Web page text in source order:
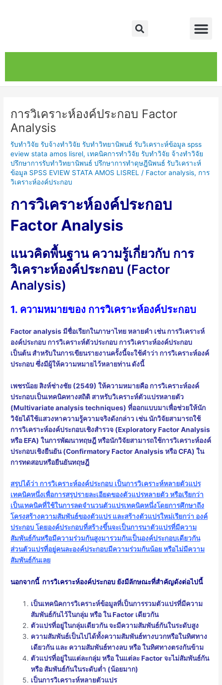
Search
การวิเคราะห์องค์ประกอบ Factor
Analysis
รับทำวิจัย รับจ้างทำวิจัย รับทำวิทยานิพนธ์ รับวิเคราะห์ข้อมูล spss
eview stata amos lisrel, เทคนิคการทำวิจัย รับทำวิจัย จ้างทำวิจัย
ปรึกษาการรับทำวิทยานิพนธ์ ปรึกษาการทำดุษฎีนิพนธ์ รับวิเคราะห์
ข้อมูล SPSS EVIEW STATA AMOS LISREL
/ Factor analysis, การ
วิเคราะห์องค์ประกอบ
การวิเคราะห์องค์ประกอบ
Factor Analysis
แนวคิดพื้นฐาน ความรู้เกี่ยวกับ การ
วิเคราะห์องค์ประกอบ (Factor
Analysis)
1. ความหมายของ การวิเคราะห์องค์ประกอบ
Factor analysis มีชื่อเรียกในภาษาไทย หลายคำ เช่น การวิเคราะห์
องค์ประกอบ การวิเคราะห์ตัวประกอบ การวิเคราะห์องค์ประกอบ
เป็นต้น สำหรับในการเขียนรายงานครั้งนี้จะใช้คำว่า การวิเคราะห์องค์
ประกอบ ซึ่งมีผู้ให้ความหมายไว้หลายท่าน ดังนี้
เพชรน้อย สิงห์ช่างชัย (2549) ให้ความหมายคือ การวิเคราะห์องค์
ประกอบเป็นเทคนิคทางสถิติ สาหรับวิเคราะห์ตัวแปรหลายตัว
(Multivariate analysis techniques) ที่ออกแบบมาเพื่อช่วยให้นัก
วิจัยได้ใช้แสวงหาความรู้ความจริงดังกล่าว เช่น นักวิจัยสามารถใช้
การวิเคราะห์องค์ประกอบเชิงสำรวจ (Exploratory Factor Analysis
หรือ EFA) ในการพัฒนาทฤษฎี หรือนักวิจัยสามารถใช้การวิเคราะห์องค์
ประกอบเชิงยืนยัน (Confirmatory Factor Analysis หรือ CFA) ใน
การทดสอบหรือยืนยันทฤษฎี
สรุปได้ว่า การวิเคราะห์องค์ประกอบ เป็นการวิเคราะห์หลายตัวแปร
เทคนิคหนึ่งเพื่อการสรุปรายละเอียดของตัวแปรหลายตัว หรือเรียกว่า
เป็นเทคนิคที่ใช้ในการลดจำนวนตัวแปรเทคนิคหนึ่งโดยการศึกษาถึง
โครงสร้างความสัมพันธ์ของตัวแปร และสร้างตัวแปรใหม่เรียกว่า องค์
ประกอบ โดยองค์ประกอบที่สร้างขึ้นจะเป็นการนาตัวแปรที่มีความ
สัมพันธ์กันหรือมีความร่วมกันสูงมารวมกันเป็นองค์ประกอบเดียวกัน
ส่วนตัวแปรที่อยู่คนละองค์ประกอบมีความร่วมกันน้อย หรือไม่มีความ
สัมพันธ์กันเลย
นอกจากนี้ การวิเคราะห์องค์ประกอบ ยังมีลักษณะที่สำคัญดังต่อไปนี้
เป็นเทคนิคการวิเคราะห์ข้อมูลที่เป็นการรวมตัวแปรที่มีความ
สัมพันธ์กันไว้ในกลุ่ม หรือ ใน Factor เดียวกัน
ตัวแปรที่อยู่ในกลุ่มเดียวกัน จะมีความสัมพันธ์กันในระดับสูง
ความสัมพันธ์เป็นไปได้ทั้งความสัมพันธ์ทางบวกหรือในทิศทาง
เดียวกัน และ ความสัมพันธ์ทางลบ หรือ ในทิศทางตรงกันข้าม
ตัวแปรที่อยู่ในแต่ละกลุ่ม หรือ ในแต่ละ Factor จะไม่สัมพันธ์กัน
หรือ สัมพันธ์กันในระดับต่ำ (น้อยมาก)
เป็นการวิเคราะห์หลายตัวแปร